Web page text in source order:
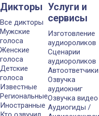
Дикторы
Все дикторы
Мужские
голоса
Женские
голоса
Детские
голоса
Известные
Региональные
Иностранные
Услуги и
сервисы
Изготовление
аудиороликов
Сценарии
аудиороликов
Автоответчики
Озвучка
аудиокниг
Озвучка видео
Аудиогиды /